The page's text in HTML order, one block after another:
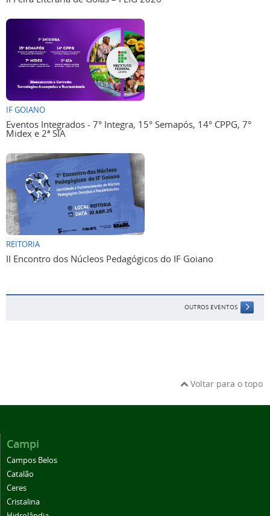
IF GOIANO
Eventos Integrados - 7° Integra, 15° Semapós, 14° CPPG, 7°
Midex e 2ª SIA
REITORIA
II Encontro dos Núcleos Pedagógicos do IF Goiano
OUTROS EVENTOS
Voltar para o topo
Campi
Campos Belos
Catalão
Ceres
Cristalina